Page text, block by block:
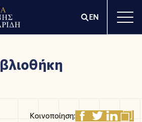
EN
Κοινοποίηση: